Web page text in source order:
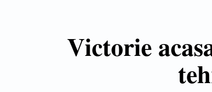
Victorie